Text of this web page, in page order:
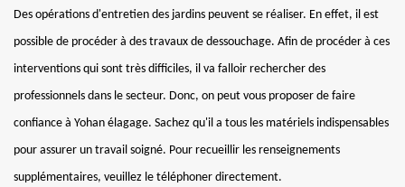
Des opérations d'entretien des jardins peuvent se réaliser. En effet, il est
possible de procéder à des travaux de dessouchage. Afin de procéder à ces
interventions qui sont très difficiles, il va falloir rechercher des
professionnels dans le secteur. Donc, on peut vous proposer de faire
confiance à Yohan élagage. Sachez qu'il a tous les matériels indispensables
pour assurer un travail soigné. Pour recueillir les renseignements
supplémentaires, veuillez le téléphoner directement.